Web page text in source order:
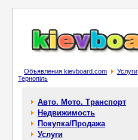
Объявления kievboard.com Услуги
Тернопіль
Авто. Мото. Транспорт
Недвижимость
Покупка/Продажа
Услуги